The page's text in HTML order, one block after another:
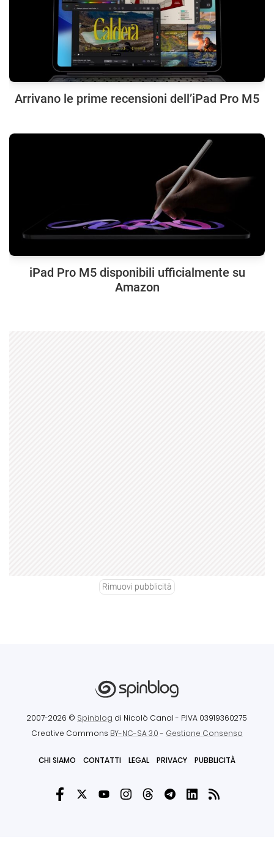
Arrivano le prime recensioni dell’iPad Pro M5
iPad Pro M5 disponibili ufficialmente su
Amazon
Rimuovi pubblicità
2007-2026 © Spinblog di Nicolò Canal - P.IVA 03919360275
Creative Commons BY-NC-SA 3.0- Gestione Consenso
CHI SIAMO CONTATTI LEGAL PRIVACY PUBBLICITÀ